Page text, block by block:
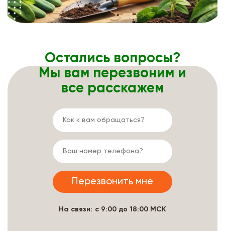
Остались вопросы?
Мы вам перезвоним и
все расскажем
На связи: с 9:00 до 18:00 МСК